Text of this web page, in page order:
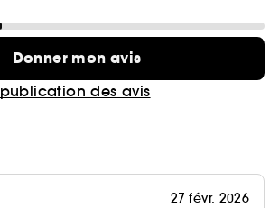
Donner mon avis
des avis
27 févr. 2026